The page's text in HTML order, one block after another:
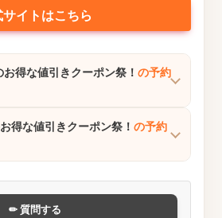
イトはこちら
得な値引きクーポン祭！ の予約
得な値引きクーポン祭！ の予約
✏ 質問する